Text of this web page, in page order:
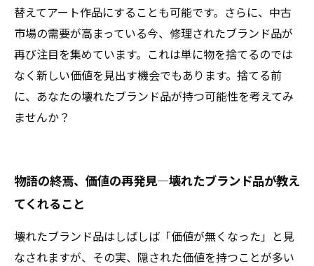
替えてアート作品にすることも可能です。さらに、中古
市場の需要が高まっている今、修理されたブランド品が
再び注目を集めています。これは単に物を捨てるのでは
なく新しい価値を見出す機会でもあります。捨てる前
に、あなたの壊れたブランド品が持つ可能性を考えてみ
ませんか？
物語の終焉、価値の再発見—壊れたブランド品が教え
てくれること
壊れたブランド品はしばしば「価値が無くなった」と見
なされますが、その実、隠された価値を持つことが多い